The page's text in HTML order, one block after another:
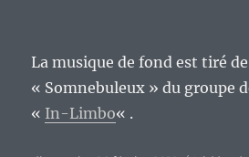
La musique de fond est tiré
« Somnebuleux » du groupe
« In-Limbo« .